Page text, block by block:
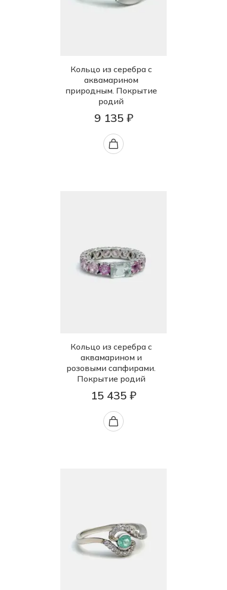
Кольцо из серебра с
аквамарином
природным. Покрытие
родий
9 135 ₽
Кольцо из серебра с
аквамарином и
розовыми сапфирами.
Покрытие родий
15 435 ₽